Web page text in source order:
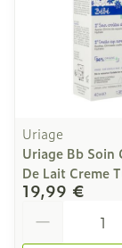
Uriage
Uriage Bb Soin
De Lait Creme
19,99 €